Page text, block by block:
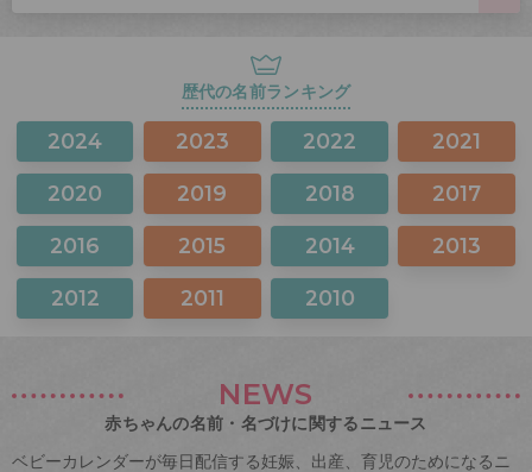
歴代の名前ランキング
2024 2023 2022 2021
2020 2019 2018 2017
2016 2015 2014 2013
2012 2011 2010
NEWS
赤ちゃんの名前・名づけに関するニュース
ベビーカレンダーが毎日配信する妊娠、出産、育児のためになるニ